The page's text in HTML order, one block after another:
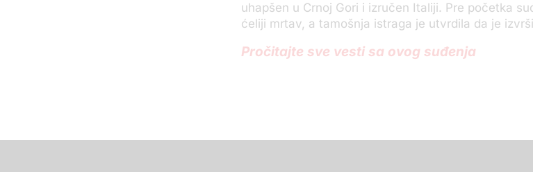
uhapšen u Crnoj Gori i izručen Italiji. Pre početka
ćeliji mrtav, a tamošnja istraga je utvrdila da je
Pročitajte sve vesti sa ovog suđenja